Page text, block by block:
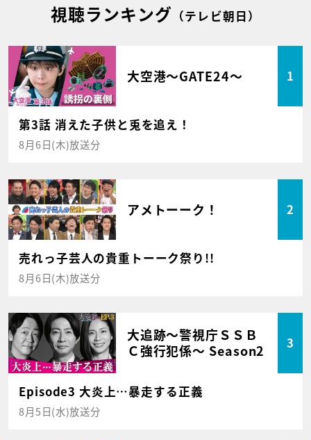
視聴ランキング （テレビ朝日）
大空港～GATE24～ 1
第3話 消えた子供と兎を追え！
8月6日(木)放送分
アメトーーク！ 2
売れっ子芸人の貴重トーーク祭り!!
8月6日(木)放送分
大追跡～警視庁ＳＳＢ
Ｃ強行犯係～ Season2
3
Episode3 大炎上…暴走する正義
8月5日(水)放送分